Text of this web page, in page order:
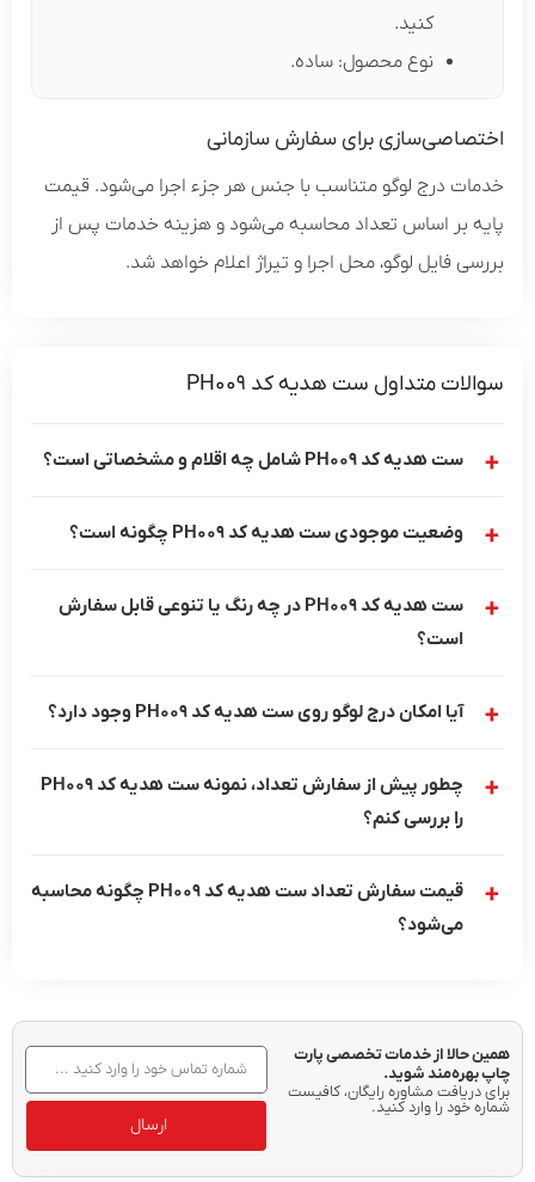
کنید.
نوع محصول: ساده.
اختصاصی‌سازی برای سفارش سازمانی
خدمات درج لوگو متناسب با جنس هر جزء اجرا می‌شود. قیمت
پایه بر اساس تعداد محاسبه می‌شود و هزینه خدمات پس از
بررسی فایل لوگو، محل اجرا و تیراژ اعلام خواهد شد.
سوالات متداول ست هدیه کد PH009
ست هدیه کد PH009 شامل چه اقلام و مشخصاتی است؟
وضعیت موجودی ست هدیه کد PH009 چگونه است؟
ست هدیه کد PH009 در چه رنگ یا تنوعی قابل سفارش
است؟
آیا امکان درج لوگو روی ست هدیه کد PH009 وجود دارد؟
چطور پیش از سفارش تعداد، نمونه ست هدیه کد PH009
را بررسی کنم؟
قیمت سفارش تعداد ست هدیه کد PH009 چگونه محاسبه
می‌شود؟
همین حالا از خدمات تخصصی پارت
چاپ بهره‌مند شوید.
برای دریافت مشاوره رایگان، کافیست
شماره خود را وارد کنید.
ارسال